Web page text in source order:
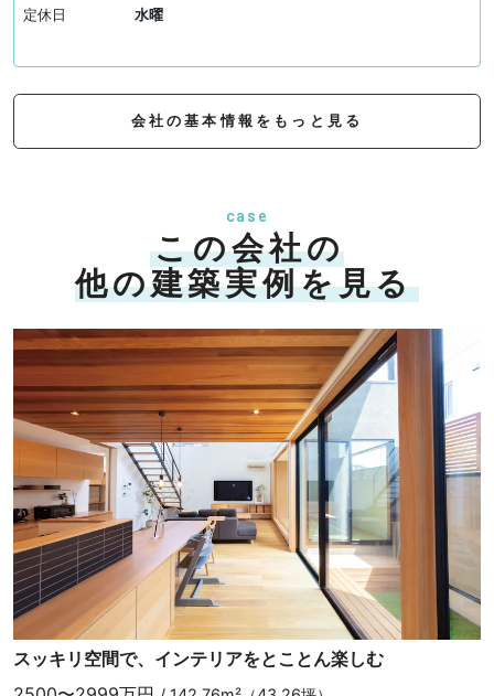
定休日 水曜
会社の基本情報をもっと見る
case
この会社の
他の建築実例を見る
スッキリ空間で、インテリアをとことん楽しむ